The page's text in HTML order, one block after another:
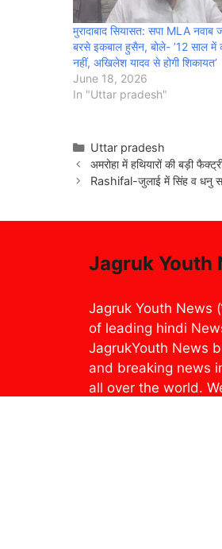
मुरादाबाद सियासत: सपा MLA नवाब
बरसे इकबाल हुसैन, बोले- ’12 साल में
नहीं, अखिलेश यादव से होगी शिकायत’
June 18, 2026
In "Uttar pradesh"
Categories
Uttar pradesh
अमरोहा में हथियारों की बड़ी
Rashifal-जुलाई में सिंह व धनु
Jagruk Youth
Jagruk Youth News (
of leading hindi
JagrukYouth News
and breaking news
all over the world.